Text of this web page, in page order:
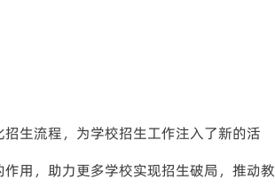
生流程，为学校招生工作注入了新的活
用，助力更多学校实现招生破局，推动教